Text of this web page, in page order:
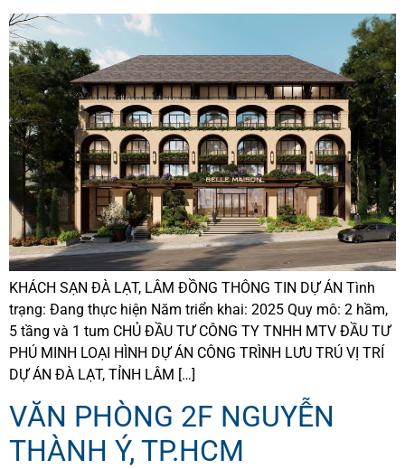
KHÁCH SẠN ĐÀ LẠT, LÂM ĐỒNG THÔNG TIN DỰ ÁN Tình
trạng: Đang thực hiện Năm triển khai: 2025 Quy mô: 2 hầm,
5 tầng và 1 tum CHỦ ĐẦU TƯ CÔNG TY TNHH MTV ĐẦU TƯ
PHÚ MINH LOẠI HÌNH DỰ ÁN CÔNG TRÌNH LƯU TRÚ VỊ TRÍ
DỰ ÁN ĐÀ LẠT, TỈNH LÂM […]
VĂN PHÒNG 2F NGUYỄN
THÀNH Ý, TP.HCM